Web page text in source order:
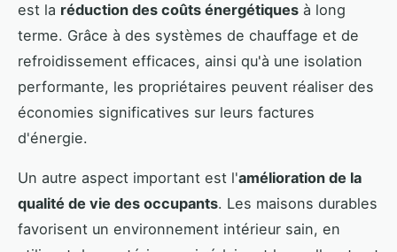
est la réduction des coûts énergétiques à long
terme. Grâce à des systèmes de chauffage et de
refroidissement efficaces, ainsi qu'à une isolation
performante, les propriétaires peuvent réaliser des
économies significatives sur leurs factures
d'énergie.
Un autre aspect important est l'amélioration de la
qualité de vie des occupants. Les maisons durables
favorisent un environnement intérieur sain, en